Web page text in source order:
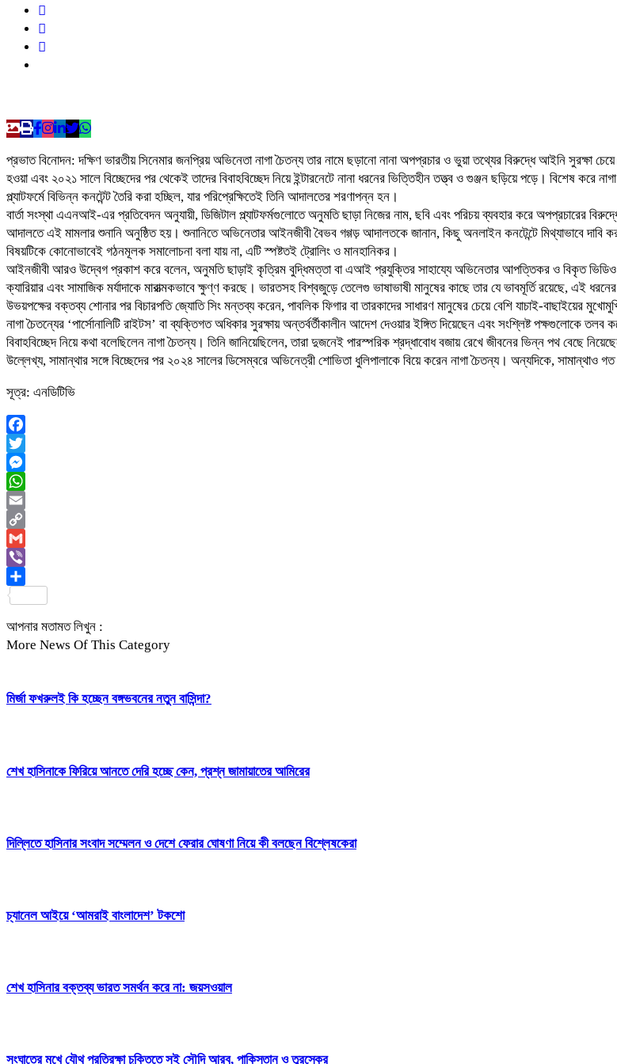
প্রভাত বিনোদন: দক্ষিণ ভারতীয় সিনেমার জনপ্রিয় অভিনেতা নাগা চৈতন্য তার নামে ছড়ানো নানা অপপ্রচার ও ভুয়া তথ্যের বিরুদ্ধে আইনি সুরক্ষা
হওয়া এবং ২০২১ সালে বিচ্ছেদের পর থেকেই তাদের বিবাহবিচ্ছেদ নিয়ে ইন্টারনেটে নানা ধরনের ভিত্তিহীন তত্ত্ব ও গুঞ্জন ছড়িয়ে পড়ে। বিশেষ করে
প্ল্যাটফর্মে বিভিন্ন কনটেন্ট তৈরি করা হচ্ছিল, যার পরিপ্রেক্ষিতেই তিনি আদালতের শরণাপন্ন হন।
বার্তা সংস্থা এএনআই-এর প্রতিবেদন অনুযায়ী, ডিজিটাল প্ল্যাটফর্মগুলোতে অনুমতি ছাড়া নিজের নাম, ছবি এবং পরিচয় ব্যবহার করে অপপ্রচারের
আদালতে এই মামলার শুনানি অনুষ্ঠিত হয়। শুনানিতে অভিনেতার আইনজীবী বৈভব গগ্গড় আদালতকে জানান, কিছু অনলাইন কনটেন্টে মিথ্যাভাবে দাবি
বিষয়টিকে কোনোভাবেই গঠনমূলক সমালোচনা বলা যায় না, এটি স্পষ্টতই ট্রোলিং ও মানহানিকর।
আইনজীবী আরও উদ্বেগ প্রকাশ করে বলেন, অনুমতি ছাড়াই কৃত্রিম বুদ্ধিমত্তা বা এআই প্রযুক্তির সাহায্যে অভিনেতার আপত্তিকর ও বিকৃত ভিডিও
ক্যারিয়ার এবং সামাজিক মর্যাদাকে মারাত্মকভাবে ক্ষুণ্ণ করছে। ভারতসহ বিশ্বজুড়ে তেলেগু ভাষাভাষী মানুষের কাছে তার যে ভাবমূর্তি রয়েছে, এই
উভয়পক্ষের বক্তব্য শোনার পর বিচারপতি জ্যোতি সিং মন্তব্য করেন, পাবলিক ফিগার বা তারকাদের সাধারণ মানুষের চেয়ে বেশি যাচাই-বাছাইয়ের
নাগা চৈতন্যের ‘পার্সোনালিটি রাইটস’ বা ব্যক্তিগত অধিকার সুরক্ষায় অন্তর্বর্তীকালীন আদেশ দেওয়ার ইঙ্গিত দিয়েছেন এবং সংশ্লিষ্ট পক্ষগুলোকে
বিবাহবিচ্ছেদ নিয়ে কথা বলেছিলেন নাগা চৈতন্য। তিনি জানিয়েছিলেন, তারা দুজনেই পারস্পরিক শ্রদ্ধাবোধ বজায় রেখে জীবনের ভিন্ন পথ বেছে
উল্লেখ্য, সামান্থার সঙ্গে বিচ্ছেদের পর ২০২৪ সালের ডিসেম্বরে অভিনেত্রী শোভিতা ধুলিপালাকে বিয়ে করেন নাগা চৈতন্য। অন্যদিকে, সামান্থাও
সূত্র: এনডিটিভি
Facebook
Twitter
Messenger
WhatsApp
Email
Copy
Link
Gmail
Viber
আপনার মতামত লিখুন :
More News Of This Category
মির্জা ফখরুলই কি হচ্ছেন বঙ্গভবনের নতুন বাসিন্দা?
শেখ হাসিনাকে ফিরিয়ে আনতে দেরি হচ্ছে কেন, প্রশ্ন জামায়াতের আমিরের
দিল্লিতে হাসিনার সংবাদ সম্মেলন ও দেশে ফেরার ঘোষণা নিয়ে কী বলছেন বিশ্লেষকেরা
চ্যানেল আইয়ে ‘আমরাই বাংলাদেশ’ টকশো
শেখ হাসিনার বক্তব্য ভারত সমর্থন করে না: জয়সওয়াল
সংঘাতের মুখে যৌথ প্রতিরক্ষা চুক্তিতে সই সৌদি আরব, পাকিস্তান ও তুরস্কের